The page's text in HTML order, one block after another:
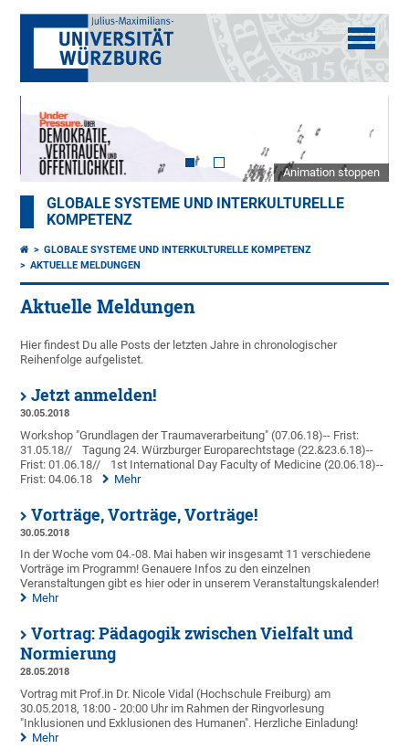
Animation stoppen
GLOBALE SYSTEME UND INTERKULTURELLE
KOMPETENZ
GLOBALE SYSTEME UND INTERKULTURELLE KOMPETENZ
AKTUELLE MELDUNGEN
Aktuelle Meldungen
Hier findest Du alle Posts der letzten Jahre in chronologischer
Reihenfolge aufgelistet.
Jetzt anmelden!
30.05.2018
Workshop "Grundlagen der Traumaverarbeitung" (07.06.18)-- Frist:
31.05.18//
Tagung 24. Würzburger Europarechtstage (22.&23.6.18)--
Frist: 01.06.18//
1st International Day Faculty of Medicine (20.06.18)--
Frist: 04.06.18
Mehr
Vorträge, Vorträge, Vorträge!
30.05.2018
In der Woche vom 04.-08. Mai haben wir insgesamt 11 verschiedene
Vorträge im Programm! Genauere Infos zu den einzelnen
Veranstaltungen gibt es hier oder in unserem Veranstaltungskalender!
Mehr
Vortrag: Pädagogik zwischen Vielfalt und
Normierung
28.05.2018
Vortrag mit Prof.in Dr. Nicole Vidal (Hochschule Freiburg) am
30.05.2018, 18:00 - 20:00 Uhr im Rahmen der Ringvorlesung
"Inklusionen und Exklusionen des Humanen". Herzliche Einladung!
Mehr